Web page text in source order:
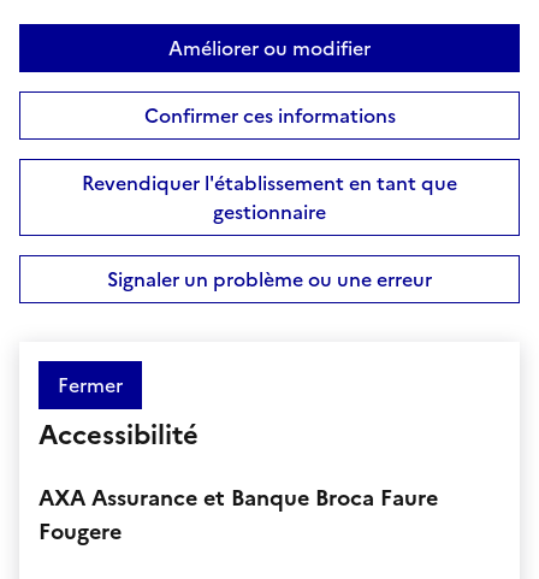
Améliorer ou modifier
Confirmer ces informations
Revendiquer l'établissement en tant que
gestionnaire
Signaler un problème ou une erreur
Fermer
Accessibilité
AXA Assurance et Banque Broca Faure
Fougere